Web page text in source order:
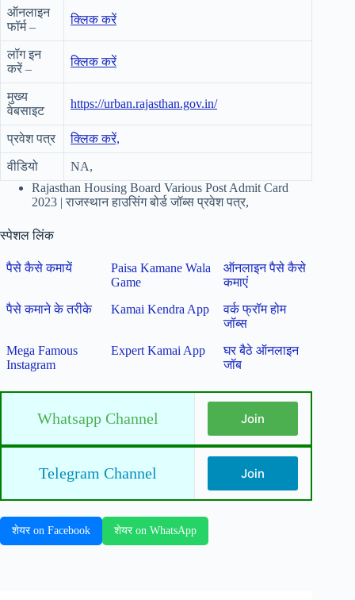
ऑनलाइन
फॉर्म –
क्लिक करें
लॉग इन
करें –
क्लिक करें
मुख्य
वेबसाइट
https://urban.rajasthan.gov.in/
प्रवेश पत्र क्लिककरें,
वीडियो
NA,
Rajasthan Housing Board Various Post Admit Card
2023 | राजस्थान हाउसिंग बोर्ड जॉब्स प्रवेश पत्र,
स्पेशल लिंक
पैसे कैसे कमायें
Paisa Kamane Wala
Game
ऑनलाइन पैसे कैसे
कमाएं
पैसे कमाने के तरीके
Kamai Kendra App
वर्क फ्रॉम होम
जॉब्स
Mega Famous
Instagram
Expert Kamai App
घर बैठे ऑनलाइन
जॉब
Whatsapp Channel Join
Telegram Channel Join
शेयर on Facebook शेयर on WhatsApp